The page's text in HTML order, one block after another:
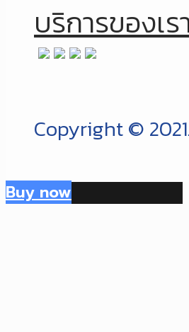
บริการของเร
Copyright ©
Buy now